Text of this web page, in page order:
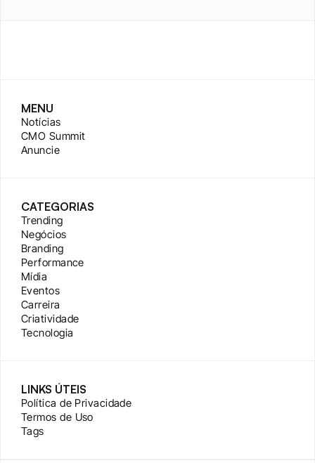
MENU
Notícias
CMO Summit
Anuncie
CATEGORIAS
Trending
Negócios
Branding
Performance
Mídia
Eventos
Carreira
Criatividade
Tecnologia
LINKS ÚTEIS
Política de Privacidade
Termos de Uso
Tags